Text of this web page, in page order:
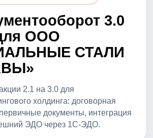
3.0
ООО
СТАЛИ
2.1 на 3.0 для
холдинга: договорная
документы, интеграция
ЭДО через 1С-ЭДО.